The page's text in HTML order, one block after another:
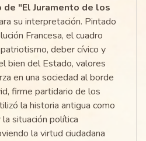
"El Juramento de los
su interpretación. Pintado
Francesa, el cuadro
deber cívico y
bien del Estado, valores
en una sociedad al borde
firme partidario de los
la historia antigua como
situación política
la virtud ciudadana